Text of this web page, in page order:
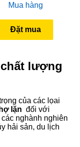
Mua hàng
Đặt mua
lượng
của các lọai
lặn đối với
nghành nghiên
hải sản, du lịch